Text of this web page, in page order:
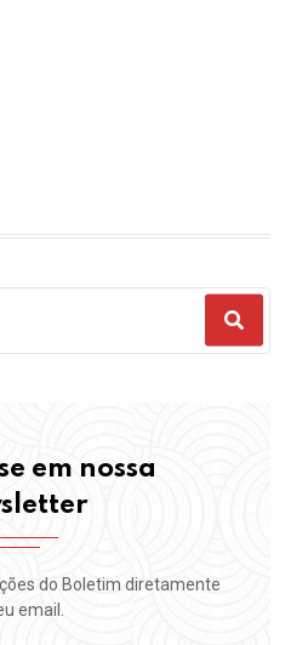
em nossa
do Boletim diretamente
email.